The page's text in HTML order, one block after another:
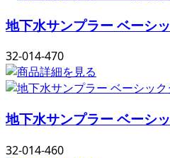
地下水サンプラー ベーシ
32-014-470
地下水サンプラー ベーシ
32-014-460